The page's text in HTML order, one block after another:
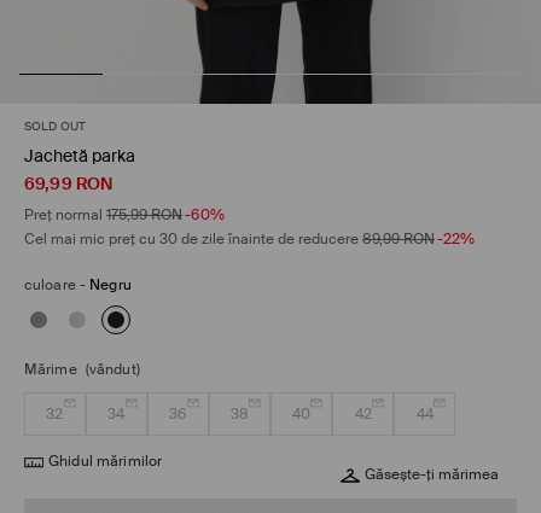
SOLD OUT
Jachetă parka
69,99 RON
Preț normal 175,99RON-60%
Cel mai mic preț cu 30 de zile înainte de reducere89,99RON-22%
culoare- Negru
Mărime (vândut)
32 34 36 38 40 42 44
Ghidul mărimilor
Găsește-ți mărimea